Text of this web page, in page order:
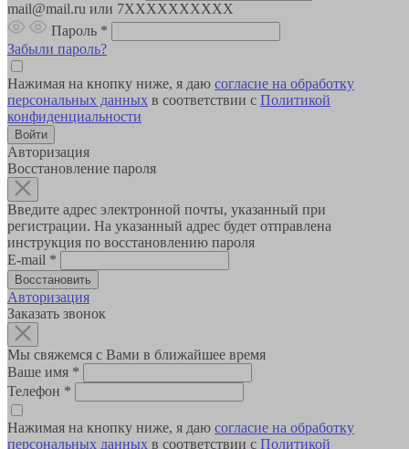
mail@mail.ru или 7XXXXXXXXXX
Пароль *
Забыли пароль?
Нажимая на кнопку ниже, я даю согласие на обработку
персональных данных в соответствии с Политикой
конфиденциальности
Авторизация
Восстановление пароля
Введите адрес электронной почты, указанный при
регистрации. На указанный адрес будет отправлена
инструкция по восстановлению пароля
E-mail *
Авторизация
Заказать звонок
Мы свяжемся с Вами в ближайшее время
Ваше имя *
Телефон *
Нажимая на кнопку ниже, я даю согласие на обработку
персональных данных в соответствии с Политикой